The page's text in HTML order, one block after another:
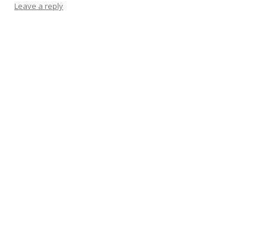
Leave a reply